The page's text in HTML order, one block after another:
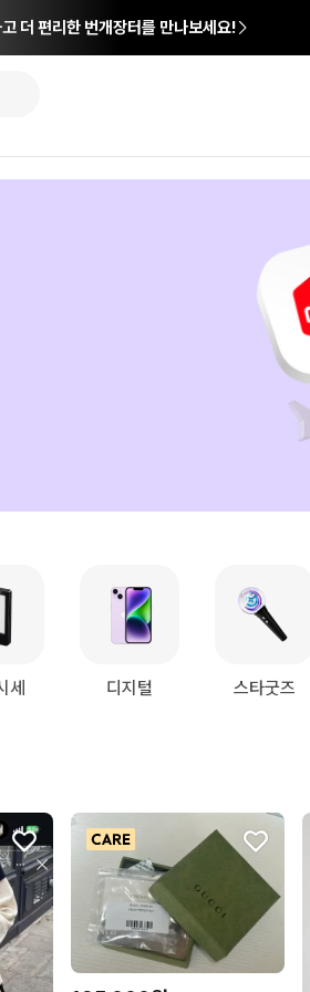
더 편리한 번개장터를 만나보세요!
세 디지털 스타굿즈